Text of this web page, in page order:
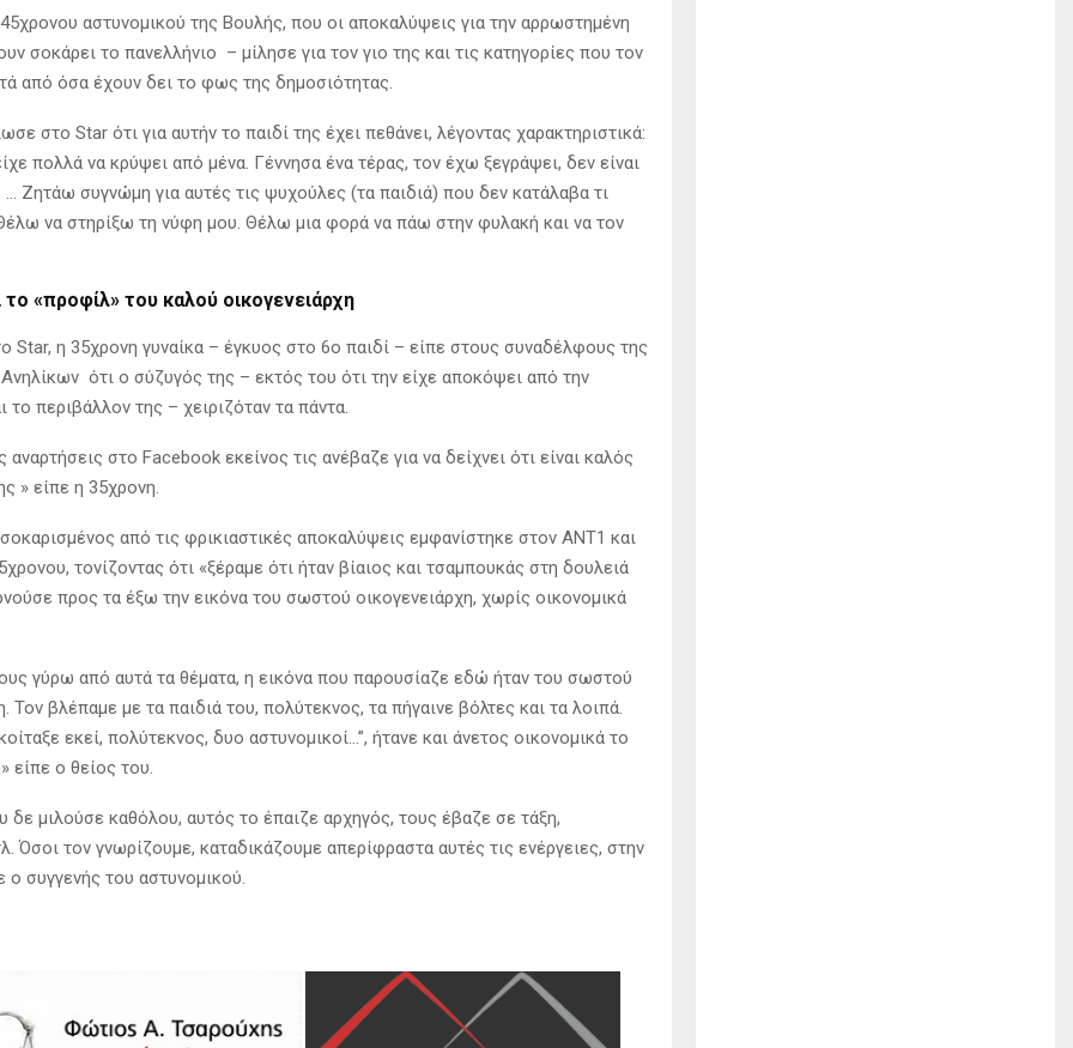
αστυνομικού της Βουλής, που οι αποκαλύψεις για την αρρωστημένη
σοκάρει το πανελλήνιο – μίλησε για τον γιο της και τις κατηγορίες που τον
από όσα έχουν δει το φως της δημοσιότητας.
στο Star ότι για αυτήν το παιδί της έχει πεθάνει, λέγοντας χαρακτηριστικά:
πολλά να κρύψει από μένα. Γέννησα ένα τέρας, τον έχω ξεγράψει, δεν είναι
… Ζητάω συγνώμη για αυτές τις ψυχούλες (τα παιδιά) που δεν κατάλαβα τι
να στηρίξω τη νύφη μου. Θέλω μια φορά να πάω στην φυλακή και να τον
το «προφίλ» του καλού οικογενειάρχη
Star, η 35χρονη γυναίκα – έγκυος στο 6ο παιδί – είπε στους συναδέλφους της
ότι ο σύζυγός της – εκτός του ότι την είχε αποκόψει από την
το περιβάλλον της – χειριζόταν τα πάντα.
αναρτήσεις στο Facebook εκείνος τις ανέβαζε για να δείχνει ότι είναι καλός
» είπε η 35χρονη.
από τις φρικιαστικές αποκαλύψεις εμφανίστηκε στον ΑΝΤ1 και
τονίζοντας ότι «ξέραμε ότι ήταν βίαιος και τσαμπουκάς στη δουλειά
προς τα έξω την εικόνα του σωστού οικογενειάρχη, χωρίς οικονομικά
γύρω από αυτά τα θέματα, η εικόνα που παρουσίαζε εδώ ήταν του σωστού
Τον βλέπαμε με τα παιδιά του, πολύτεκνος, τα πήγαινε βόλτες και τα λοιπά.
εκεί, πολύτεκνος, δυο αστυνομικοί…”, ήτανε και άνετος οικονομικά το
είπε ο θείος του.
δε μιλούσε καθόλου, αυτός το έπαιζε αρχηγός, τους έβαζε σε τάξη,
Όσοι τον γνωρίζουμε, καταδικάζουμε απερίφραστα αυτές τις ενέργειες, στην
συγγενής του αστυνομικού.